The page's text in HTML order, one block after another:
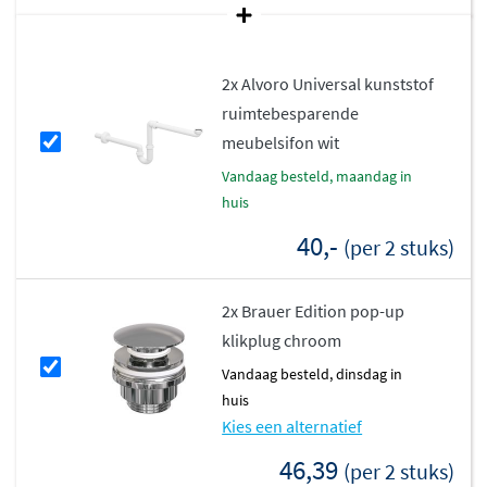
stijlvol karakter aan jouw badkamer.
De Lunar wastafel is eenvoudig te combineren met
diverse Brauer onderkasten, zoals Delight, Joy, Adore,
Inspire, Hope, Embrace en Believe. Hiermee creëer je
een harmonieus geheel dat past bij jouw persoonlijke
stijl. Ook is de wastafel te combineren met een topblad
De Brauer Lunar wastafel is daarmee een uitstekende
keuze voor wie houdt van eenvoud, duurzaamheid en
een moderne uitstraling.
2x Alvoro Universal kunststof
ruimtebesparende
meubelsifon wit
vandaag besteld, maandag in
huis
40,- (per 2 stuks)
2x Brauer Edition pop-up
klikplug chroom
vandaag besteld, dinsdag in
huis
Kies een alternatief
46,39 (per 2 stuks)